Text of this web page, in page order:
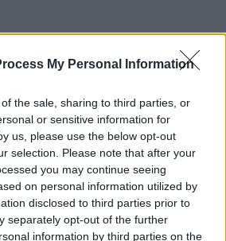
My Personal Information
the sale, sharing to third parties, or
or sensitive information for
us, please use the below opt-out
selection. Please note that after your
you may continue seeing
on personal information utilized by
disclosed to third parties prior to
separately opt-out of the further
information by third parties on the
από σχολεία
χρημάτων με IRIS βάζει στο
Ολλανδία οι «ερυθρόλευκοι»
ο Έσε